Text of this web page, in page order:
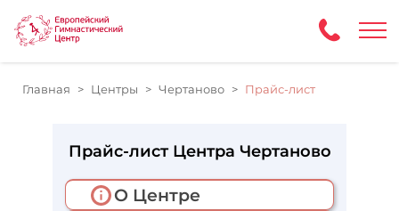
Главная Центры Чертаново Прайс-лист
Прайс-лист Центра Чертаново
О Центре